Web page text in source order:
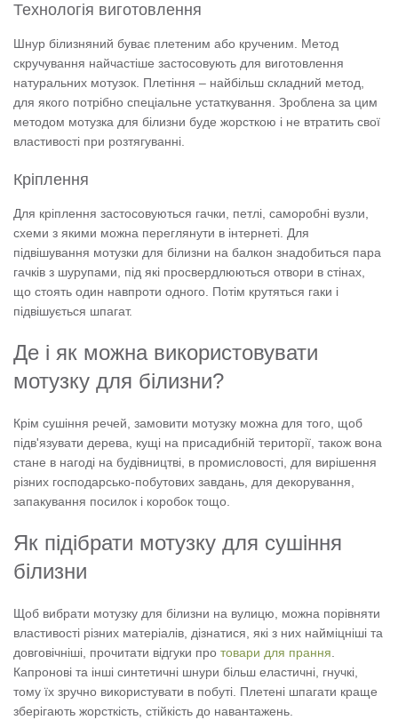
Технологія виготовлення
Шнур білизняний буває плетеним або крученим. Метод
скручування найчастіше застосовують для виготовлення
натуральних мотузок. Плетіння – найбільш складний метод,
для якого потрібно спеціальне устаткування. Зроблена за цим
методом мотузка для білизни буде жорсткою і не втратить свої
властивості при розтягуванні.
Кріплення
Для кріплення застосовуються гачки, петлі, саморобні вузли,
схеми з якими можна переглянути в інтернеті. Для
підвішування мотузки для білизни на балкон знадобиться пара
гачків з шурупами, під які просвердлюються отвори в стінах,
що стоять один навпроти одного. Потім крутяться гаки і
підвішується шпагат.
Де і як можна використовувати
мотузку для білизни?
Крім сушіння речей, замовити мотузку можна для того, щоб
підв'язувати дерева, кущі на присадибній території, також вона
стане в нагоді на будівництві, в промисловості, для вирішення
різних господарсько-побутових завдань, для декорування,
запакування посилок і коробок тощо.
Як підібрати мотузку для сушіння
білизни
Щоб вибрати мотузку для білизни на вулицю, можна порівняти
властивості різних матеріалів, дізнатися, які з них найміцніші та
довговічніші, прочитати відгуки про товари для прання
Капронові та інші синтетичні шнури більш еластичні, гнучкі,
тому їх зручно використувати в побуті. Плетені шпагати краще
зберігають жорсткість, стійкість до навантажень.